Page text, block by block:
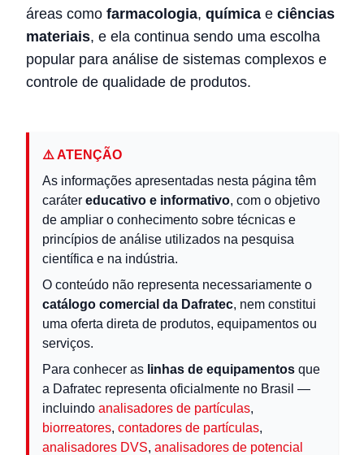
áreas como farmacologia, química e ciências
materiais, e ela continua sendo uma escolha
popular para análise de sistemas complexos e
controle de qualidade de produtos.
⚠️ ATENÇÃO
As informações apresentadas nesta página têm
caráter educativo e informativo, com o objetivo
de ampliar o conhecimento sobre técnicas e
princípios de análise utilizados na pesquisa
científica e na indústria.
O conteúdo não representa necessariamente o
catálogo comercial da Dafratec, nem constitui
uma oferta direta de produtos, equipamentos ou
serviços.
Para conhecer as linhas de equipamentos que
a Dafratec representa oficialmente no Brasil —
incluindo analisadores de partículas,
biorreatores, contadores de partículas,
analisadores DVS, analisadores de potencial